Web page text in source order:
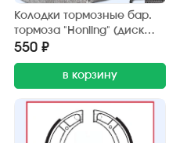
Колодки тормозные бар.
тормоза "Honling" (диск
10") 80х18 мм. (2 шт.) Китай
550 ₽
в корзину